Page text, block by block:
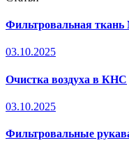
Фильтровальная ткань
03.10.2025
Очистка воздуха в КНС
03.10.2025
Фильтровальные